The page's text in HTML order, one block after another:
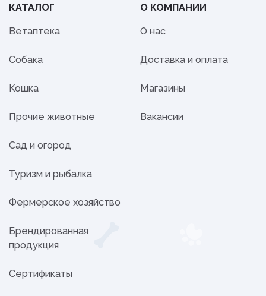
КАТАЛОГ
Ветаптека
Собака
Кошка
Прочие животные
Сад и огород
Туризм и рыбалка
Фермерское хозяйство
Брендированная
продукция
Сертификаты
О КОМПАНИИ
О нас
Доставка и оплата
Магазины
Вакансии